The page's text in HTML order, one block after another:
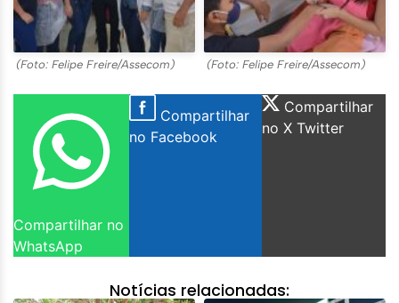
(Foto: Felipe Freire/Assecom) (Foto: Felipe Freire/Assecom)
Compartilhar no
WhatsApp
Compartilhar
no Facebook
Compartilhar
no X Twitter
Notícias relacionadas: